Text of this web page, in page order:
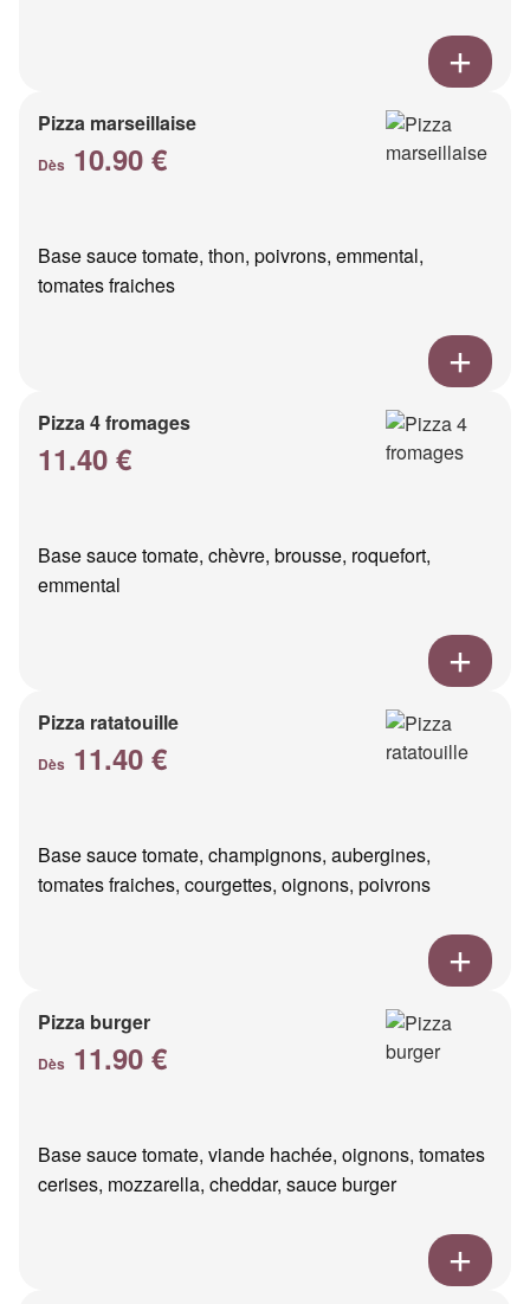
Pizza marseillaise
Dès 10.90 €
Base sauce tomate, thon, poivrons, emmental,
tomates fraiches
Pizza 4 fromages
11.40 €
Base sauce tomate, chèvre, brousse, roquefort,
emmental
Pizza ratatouille
Dès 11.40 €
Base sauce tomate, champignons, aubergines,
tomates fraiches, courgettes, oignons, poivrons
Pizza burger
Dès 11.90 €
Base sauce tomate, viande hachée, oignons, tomates
cerises, mozzarella, cheddar, sauce burger